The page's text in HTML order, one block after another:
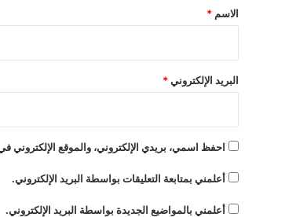
*
الاسم *
البريد الإلكتروني*
احفظ اسمي، بريدي الإلكتروني، والموقع الإلكتروني
أعلمني بمتابعة التعليقات بواسطة البريد الإلكتروني.
أعلمني بالمواضيع الجديدة بواسطة البريد الإلكتروني.